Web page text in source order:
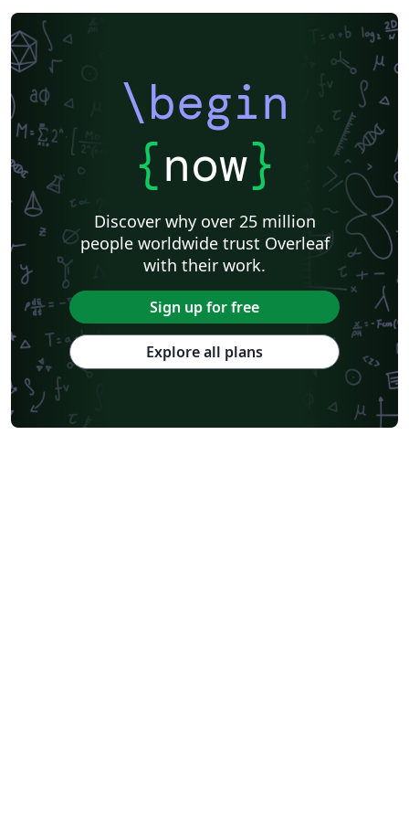
\begin
{now}
Discover why over 25 million
people worldwide trust Overleaf
with their work.
Sign up for free
Explore all plans